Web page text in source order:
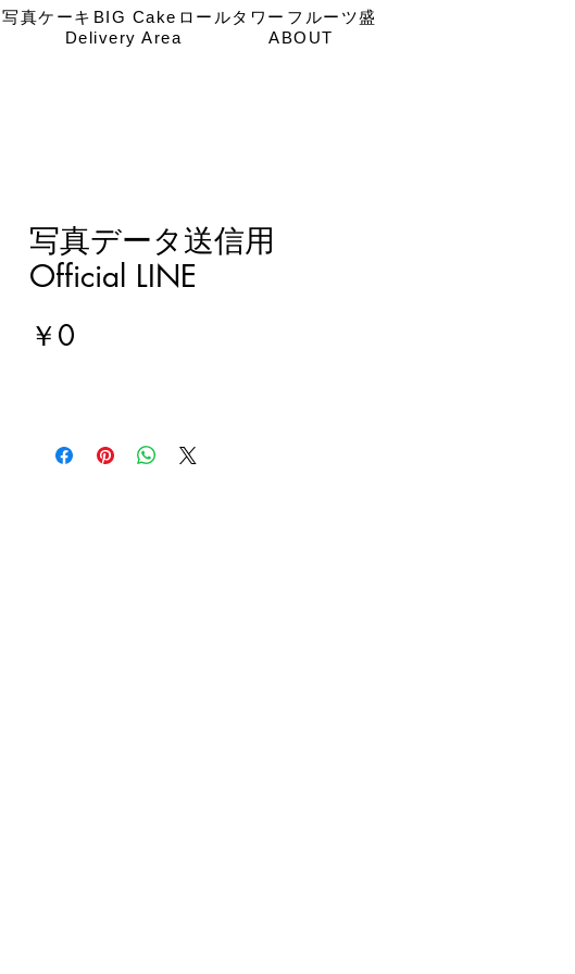
写真ケーキ BIG Cake ロールタワー フルーツ盛
Delivery Area ABOUT
写真データ送信用
Official LINE
￥0